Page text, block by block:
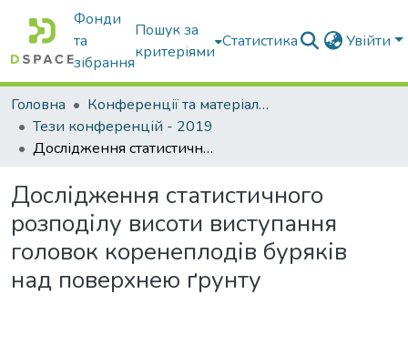
Фонди
та
зібрання
Пошук за
критеріями
Статистика Увійти
Головна
Конференції та матеріали конференцій
Тези конференцій - 2019
Дослідження статистичного розподілу висоти виступання головок коренеплодів буряків над поверхнею ґрунту
Дослідження статистичного
розподілу висоти виступання
головок коренеплодів буряків
над поверхнею ґрунту